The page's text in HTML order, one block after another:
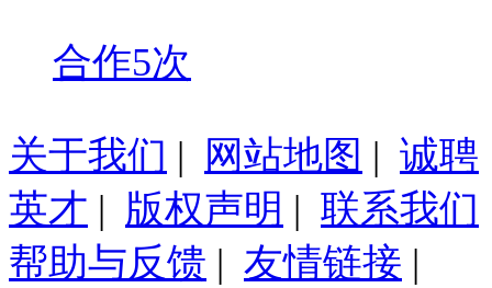
合作5次
关于我们 | 网站地图 | 诚聘
英才 | 版权声明 | 联系我们
帮助与反馈 | 友情链接 |